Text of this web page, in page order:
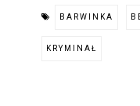
BARWINKA
KRYMINAŁ